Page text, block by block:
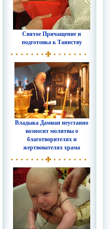
Святое Причащение и
подготовка к Таинству
Владыка Дамиан неустанно
возносит молитвы о
благотворителях и
жертвователях храма